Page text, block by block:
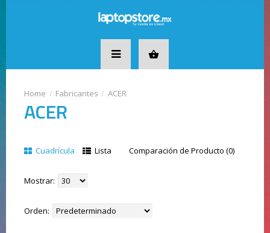
Fabricantes ACER
ACER
Cuadrícula Lista Comparación de Producto (0)
Mostrar:
Orden: